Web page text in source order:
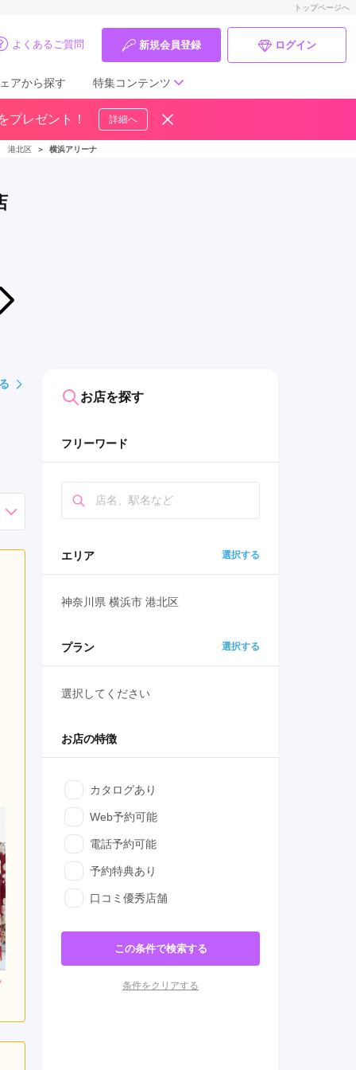
トップページへ
よくあるご質問 新規会員登録 ログイン
アから探す 特集コンテンツ
プレゼント！ 詳細へ
港北区 ＞ 横浜アリーナ
8月 新作振袖 相談会開催 ！輝きはじける
お店を探す
フリーワード
エリア 選択する
神奈川県 横浜市 港北区
プラン 選択する
選択してください
お店の特徴
カタログあり
Web予約可能
電話予約可能
予約特典あり
口コミ優秀店舗
この条件で検索する
条件をクリアする